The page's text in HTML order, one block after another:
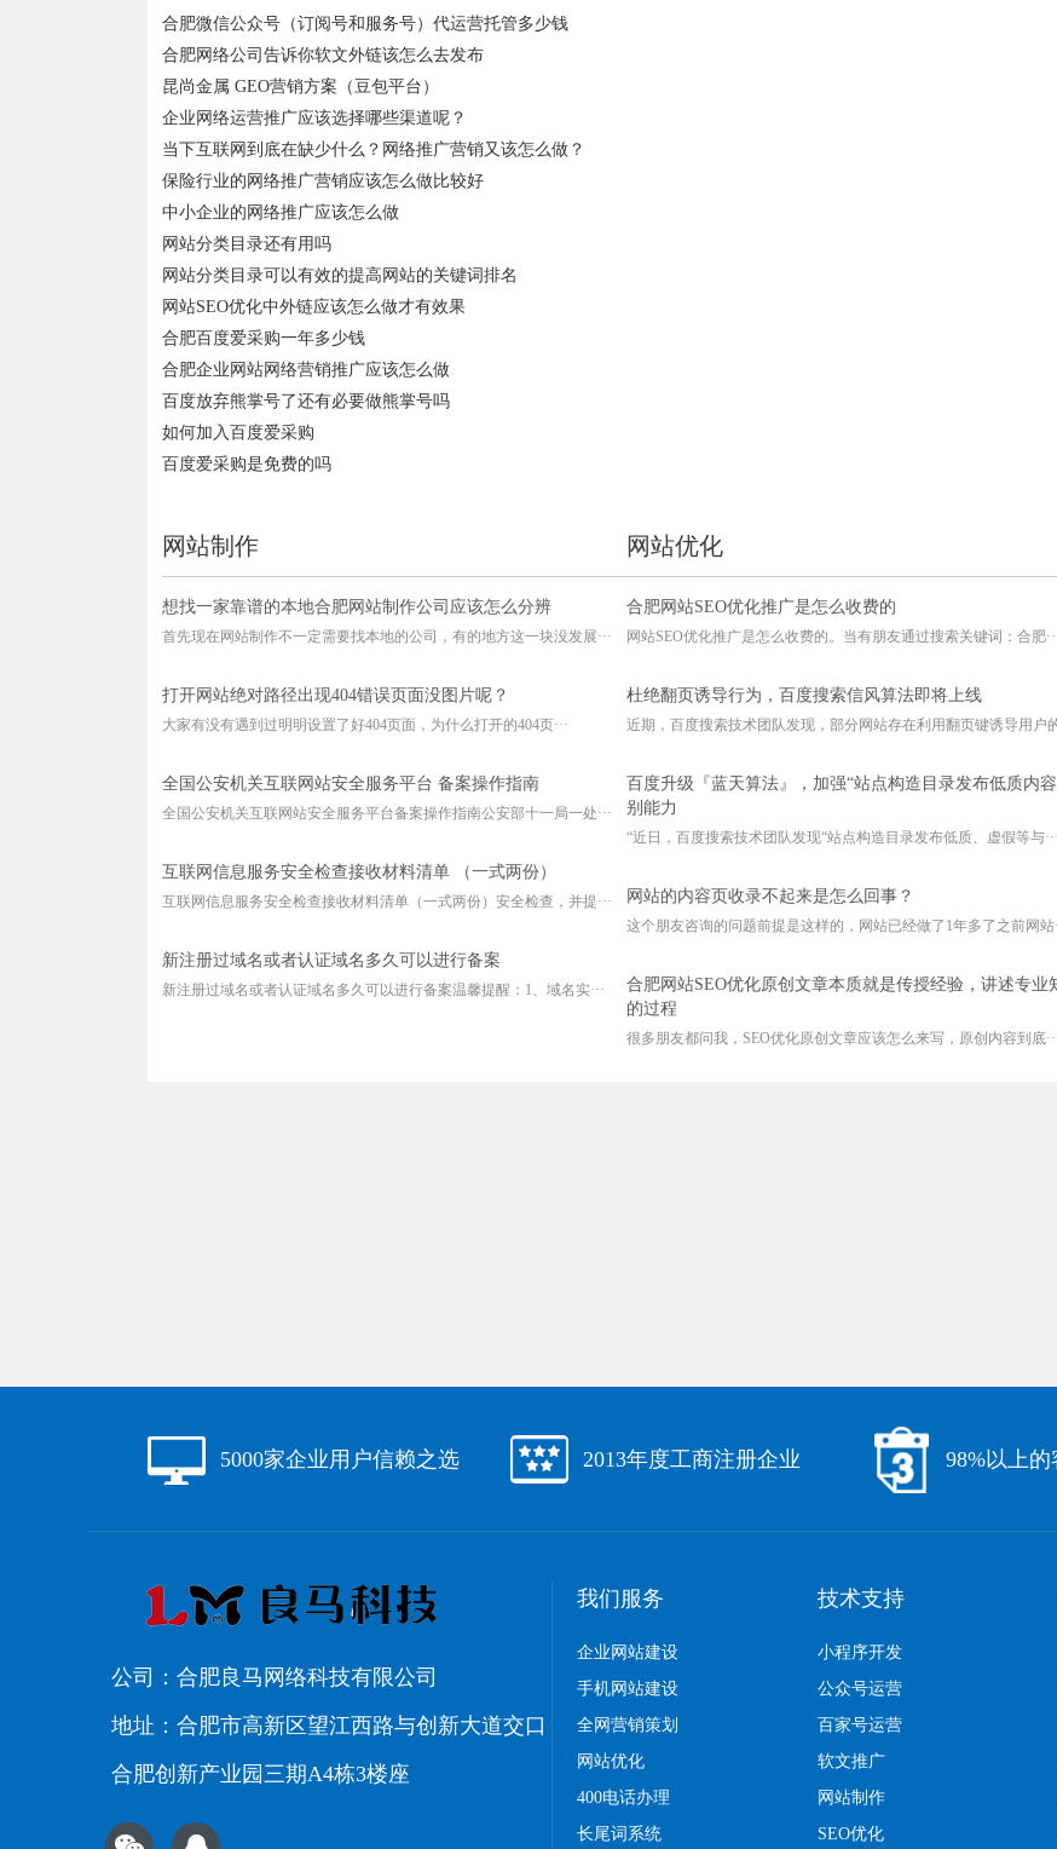
合肥微信公众号（订阅号和服务号）代运营托管多少钱
合肥网络公司告诉你软文外链该怎么去发布
昆尚金属 GEO营销方案（豆包平台）
企业网络运营推广应该选择哪些渠道呢？
当下互联网到底在缺少什么？网络推广营销又该怎么做？
保险行业的网络推广营销应该怎么做比较好
中小企业的网络推广应该怎么做
网站分类目录还有用吗
网站分类目录可以有效的提高网站的关键词排名
网站SEO优化中外链应该怎么做才有效果
合肥百度爱采购一年多少钱
合肥企业网站网络营销推广应该怎么做
百度放弃熊掌号了还有必要做熊掌号吗
如何加入百度爱采购
百度爱采购是免费的吗
网站制作
想找一家靠谱的本地合肥网站制作公司应该怎么分辨
首先现在网站制作不一定需要找本地的公司，有的地方这一块没发展···
打开网站绝对路径出现404错误页面没图片呢？
大家有没有遇到过明明设置了好404页面，为什么打开的404页···
全国公安机关互联网站安全服务平台 备案操作指南
全国公安机关互联网站安全服务平台备案操作指南公安部十一局一处···
互联网信息服务安全检查接收材料清单 （一式两份）
互联网信息服务安全检查接收材料清单（一式两份）安全检查，并提···
新注册过域名或者认证域名多久可以进行备案
新注册过域名或者认证域名多久可以进行备案温馨提醒：1、域名实···
网站优化
合肥网站SEO优化推广是怎么收费的
网站SEO优化推广是怎么收费的。当有朋友通过搜索关键词：合肥
杜绝翻页诱导行为，百度搜索信风算法即将上线
近期，百度搜索技术团队发现，部分网站存在利用翻页键诱导用户的
百度升级『蓝天算法』，加强“站点构造目录发布低质内
别能力
“近日，百度搜索技术团队发现“站点构造目录发布低质、虚假等与···
网站的内容页收录不起来是怎么回事？
这个朋友咨询的问题前提是这样的，网站已经做了1年多了之前网站
合肥网站SEO优化原创文章本质就是传授经验，讲述专业
的过程
很多朋友都问我，SEO优化原创文章应该怎么来写，原创内容到底
5000家企业用户信赖之选 2013年度工商注册企业 98%以上
公司：合肥良马网络科技有限公司
地址：合肥市高新区望江西路与创新大道交口
合肥创新产业园三期A4栋3楼座
我们服务
企业网站建设
手机网站建设
全网营销策划
网站优化
400电话办理
长尾词系统
技术支持
小程序开发
公众号运营
百家号运营
软文推广
网站制作
SEO优化